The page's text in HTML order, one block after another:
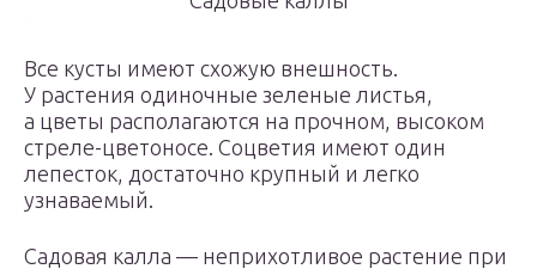
Все кусты имеют схожую внешность.
У растения одиночные зеленые листья,
а цветы располагаются на прочном, высоком
стреле-цветоносе. Соцветия имеют один
лепесток, достаточно крупный и легко
узнаваемый.
Садовая калла — неприхотливое растение при